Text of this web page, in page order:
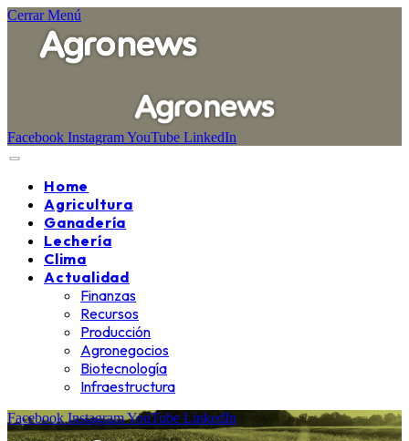
Cerrar Menú
Facebook InstagramYouTube LinkedIn
Home
Agricultura
Ganadería
Lechería
Clima
Actualidad
Finanzas
Recursos
Producción
Agronegocios
Biotecnología
Infraestructura
Facebook InstagramYouTube LinkedIn